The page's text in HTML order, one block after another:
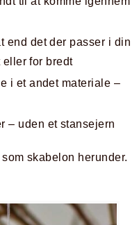
end det der passer i din
eller for bredt
i et andet materiale –
– uden et stansejern
skabelon herunder.